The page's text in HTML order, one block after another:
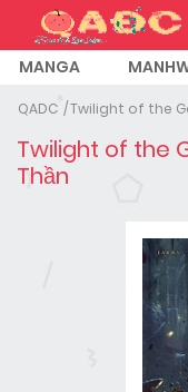
MANGA
QADC Twilight of the
Twilight of the
Thần